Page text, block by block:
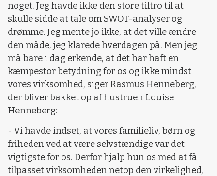
noget. Jeg havde ikke den store tiltro til at
skulle sidde at tale om SWOT-analyser og
drømme. Jeg mente jo ikke, at det ville ændre
den måde, jeg klarede hverdagen på. Men jeg
må bare i dag erkende, at det har haft en
kæmpestor betydning for os og ikke mindst
vores virksomhed, siger Rasmus Henneberg,
der bliver bakket op af hustruen Louise
Henneberg:
- Vi havde indset, at vores familieliv, børn og
friheden ved at være selvstændige var det
vigtigste for os. Derfor hjalp hun os med at få
tilpasset virksomheden netop den virkelighed,